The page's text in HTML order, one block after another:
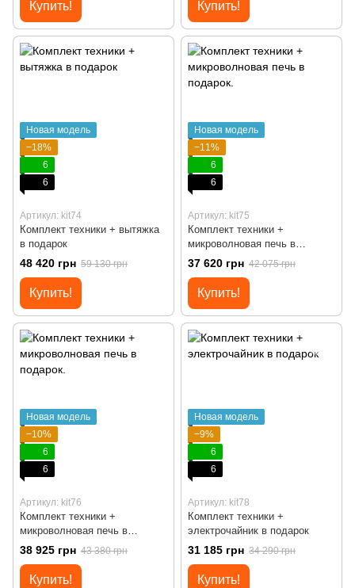
Купить! Купить!
Новая модель
−18%
6
6
Артикул: kit74
Комплект техники + вытяжка
в подарок
48 420 грн 59 130 грн
Купить!
Новая модель
−11%
6
6
Артикул: kit75
Комплект техники +
микроволновая печь в
подарок.
37 620 грн 42 075 грн
Купить!
Новая модель
−10%
6
6
Артикул: kit76
Комплект техники +
микроволновая печь в
подарок.
38 925 грн 43 380 грн
Купить!
Новая модель
−9%
6
6
Артикул: kit78
Комплект техники +
электрочайник в подарок
31 185 грн 34 290 грн
Купить!